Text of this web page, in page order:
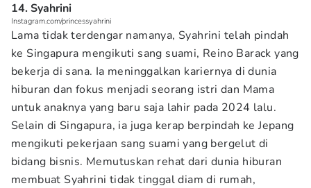
14. Syahrini
Instagram.com/princessyahrini
Lama tidak terdengar namanya, Syahrini telah pindah
ke Singapura mengikuti sang suami, Reino Barack yang
bekerja di sana. Ia meninggalkan kariernya di dunia
hiburan dan fokus menjadi seorang istri dan Mama
untuk anaknya yang baru saja lahir pada 2024 lalu.
Selain di Singapura, ia juga kerap berpindah ke Jepang
mengikuti pekerjaan sang suami yang bergelut di
bidang bisnis. Memutuskan rehat dari dunia hiburan
membuat Syahrini tidak tinggal diam di rumah,